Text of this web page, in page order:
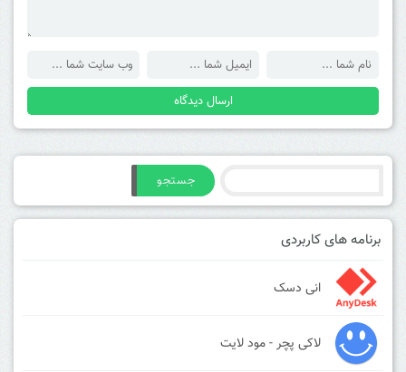
جستجو
برنامه های کاربردی
انی دسک
لاکی پچر - مود لایت